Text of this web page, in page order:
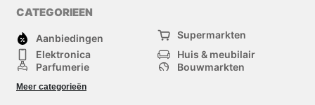
CATEGORIEEN
Aanbiedingen
Supermarkten
Elektronica
Huis & meubilair
Parfumerie
Bouwmarkten
Kinderen
Meer categorieën